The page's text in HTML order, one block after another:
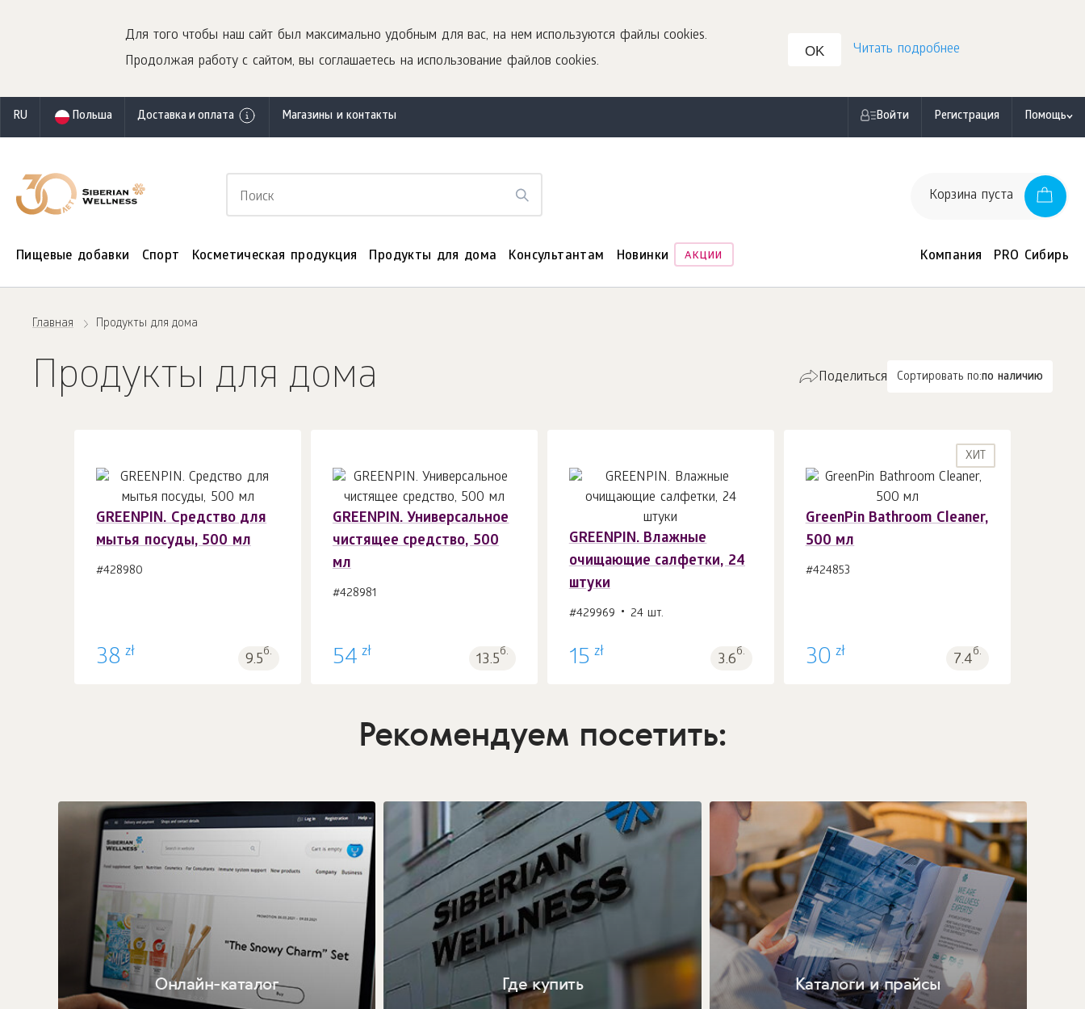
Для того чтобы наш сайт был максимально удобным для вас, на нем используются файлы cookies.
Продолжая работу с сайтом, вы соглашаетесь на использование файлов cookies.
OK Читать подробнее
RU Польша Доставка и оплата Магазины и контакты Войти Регистрация Помощь
Корзина пуста
Пищевые добавки Спорт Косметическая продукция Продукты для дома Консультантам Новинки АКЦИИ Компания PRO Сибирь
Главная Продукты для дома
Продукты для дома Сортировать по:по наличию
Поделиться
GREENPIN. Cредство для
мытья посуды, 500 мл
#428980
38 zł 9.5б.
GREENPIN. Универсальное
чистящее средство, 500
мл
#428981
54 zł 13.5б.
GREENPIN. Влажные
очищающие салфетки, 24
штуки
#429969 24 шт.
15 zł 3.6б.
В корзину 1шт.
ХИТ
GreenPin Bathroom Cleaner,
500 мл
#424853
30 zł 7.4б.
Рекомендуем посетить:
Онлайн-каталог Где купить Каталоги и прайсы